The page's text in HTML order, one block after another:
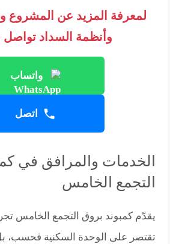
لمعرفة المزيد عن المشروع
وأنظمة السداد تواصل
واتساب
اتصل
الخدمات والمرافق في
التجمع الخامس
يقدّم كمبوند بروق التجمع الخامس
تقتصر على الوحدة السكنية فحسب،